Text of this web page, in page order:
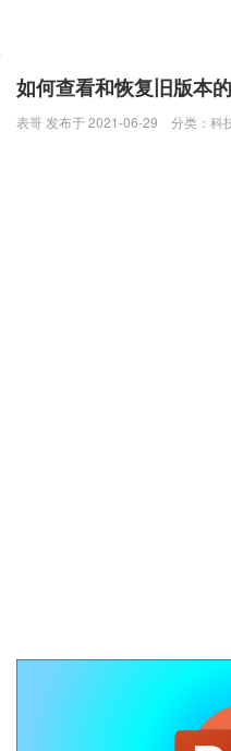
如何查看和恢复旧版本
表哥 发布于 2021-06-29 分类： 科